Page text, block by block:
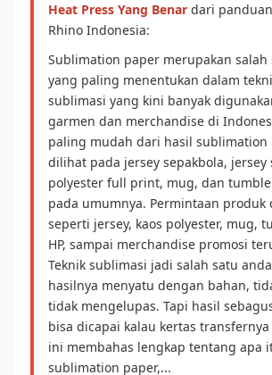
Heat Press Yang Benar dari
Rhino Indonesia:
Sublimation paper merupakan salah
yang paling menentukan dalam
sublimasi yang kini banyak
garmen dan merchandise di
paling mudah dari hasil sublimation
dilihat pada jersey sepakbola, jersey
polyester full print, mug, dan
pada umumnya. Permintaan produk
seperti jersey, kaos polyester, mug,
HP, sampai merchandise promosi
Teknik sublimasi jadi salah satu
hasilnya menyatu dengan bahan,
tidak mengelupas. Tapi hasil
bisa dicapai kalau kertas
ini membahas lengkap tentang apa
sublimation paper,...